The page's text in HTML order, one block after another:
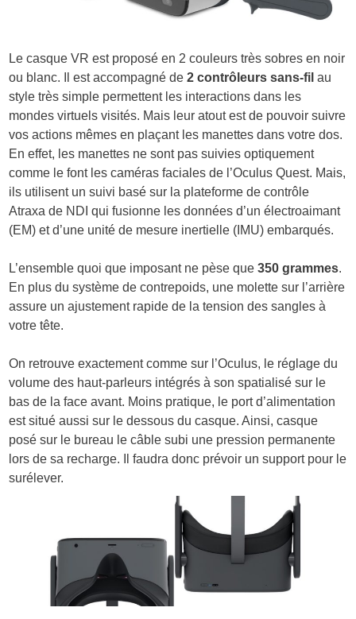
Le casque VR est proposé en 2 couleurs très sobres en noir
ou blanc. Il est accompagné de2 contrôleurs sans-fil au
style très simple permettent les interactions dans les
mondes virtuels visités. Mais leur atout est de pouvoir suivre
vos actions mêmes en plaçant les manettes dans votre dos.
En effet, les manettes ne sont pas suivies optiquement
comme le font les caméras faciales de l’Oculus Quest. Mais,
ils utilisent un suivi basé sur la plateforme de contrôle
Atraxa de NDI qui fusionne les données d’un électroaimant
(EM) et d’une unité de mesure inertielle (IMU) embarqués.
L’ensemble quoi que imposant ne pèse que350 grammes.
En plus du système de contrepoids, une molette sur l’arrière
assure un ajustement rapide de la tension des sangles à
votre tête.
On retrouve exactement comme sur l’Oculus, le réglage du
volume des haut-parleurs intégrés à son spatialisé sur le
bas de la face avant. Moins pratique, le port d’alimentation
est situé aussi sur le dessous du casque. Ainsi, casque
posé sur le bureau le câble subi une pression permanente
lors de sa recharge. Il faudra donc prévoir un support pour le
surélever.